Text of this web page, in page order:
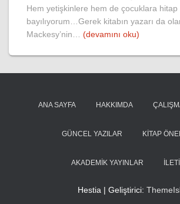
Hem yetişkinlere hem de çocuklara
bayılıyorum…Gerek kitabın yazarı da
Mackesy’nin… (devamını oku)
ANA SAYFA HAKKIMDA
GÜNCEL YAZILAR KITAP
AKADEMIK YAYINLAR
Hestia | Geliştirici: